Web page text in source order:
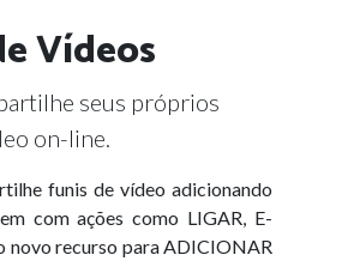
Vídeos
seus próprios
on-line.
funis de vídeo adicionando
com ações como LIGAR, E-
novo recurso para ADICIONAR